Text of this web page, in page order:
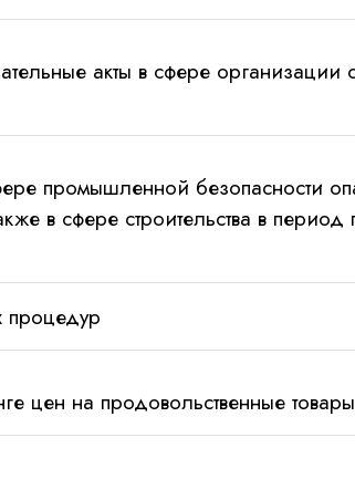
акты в сфере организации
промышленной безопасности
в сфере строительства в
процедур
цен на продовольственные товары